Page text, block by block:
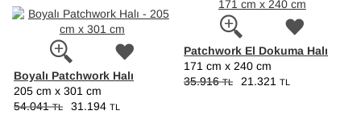
Patchwork El Dokuma Halı
171 cm x 240 cm
35.916TL 21.321 TL
Boyalı Patchwork Halı
205 cm x 301 cm
54.041TL 31.194 TL